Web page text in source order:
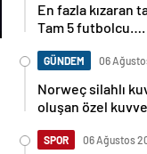
En fazla kızaran
Tam 5 futbolcu….
GÜNDEM 06
Norweç silahlı
oluşan özel
SPOR 06 Ağustos